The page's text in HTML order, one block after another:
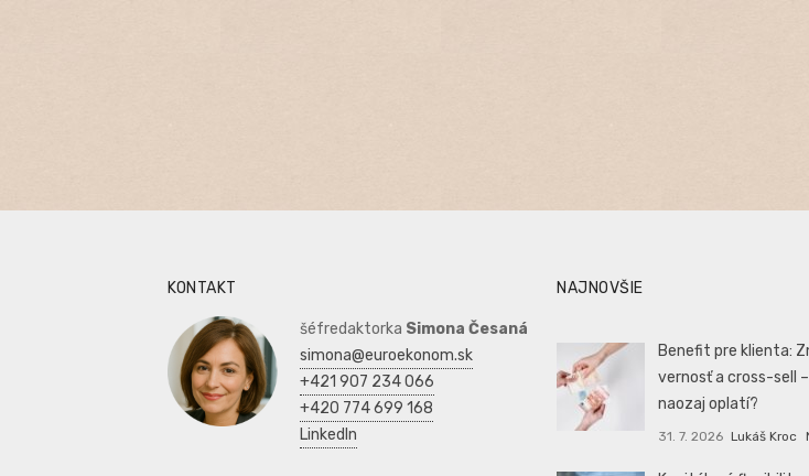
KONTAKT
šéfredaktorka Simona Česaná
simona@euroekonom.sk
+421 907 234 066
+420 774 699 168
LinkedIn
NAJNOVŠIE
Benefit pre klienta:
vernosť a cross-sell
naozaj oplatí?
31. 7. 2026 Lukáš Kroc